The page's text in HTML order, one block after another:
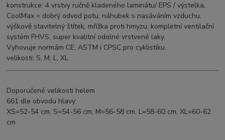
konstrukce: 4 vrstvy ručně kladeného laminátu/ EPS / výstelka,
CoolMax = dobrý odvod potu, náhubek s nasáváním vzduchu,
výškově stavitelný štítek, mřížka proti hmyzu, kompletní ventilační
systém FHVS, super kvalitní odolné vrstvené laky.
Vyhovuje normám CE, ASTM i CPSC pro cyklistiku.
velikosti: S, M, L, XL
Doporučené velikosti helem
661 dle obvodu hlavy:
XS=52-54 cm, S=54-56 cm, M=56-58 cm, L=58-60 cm, XL=60-62
cm